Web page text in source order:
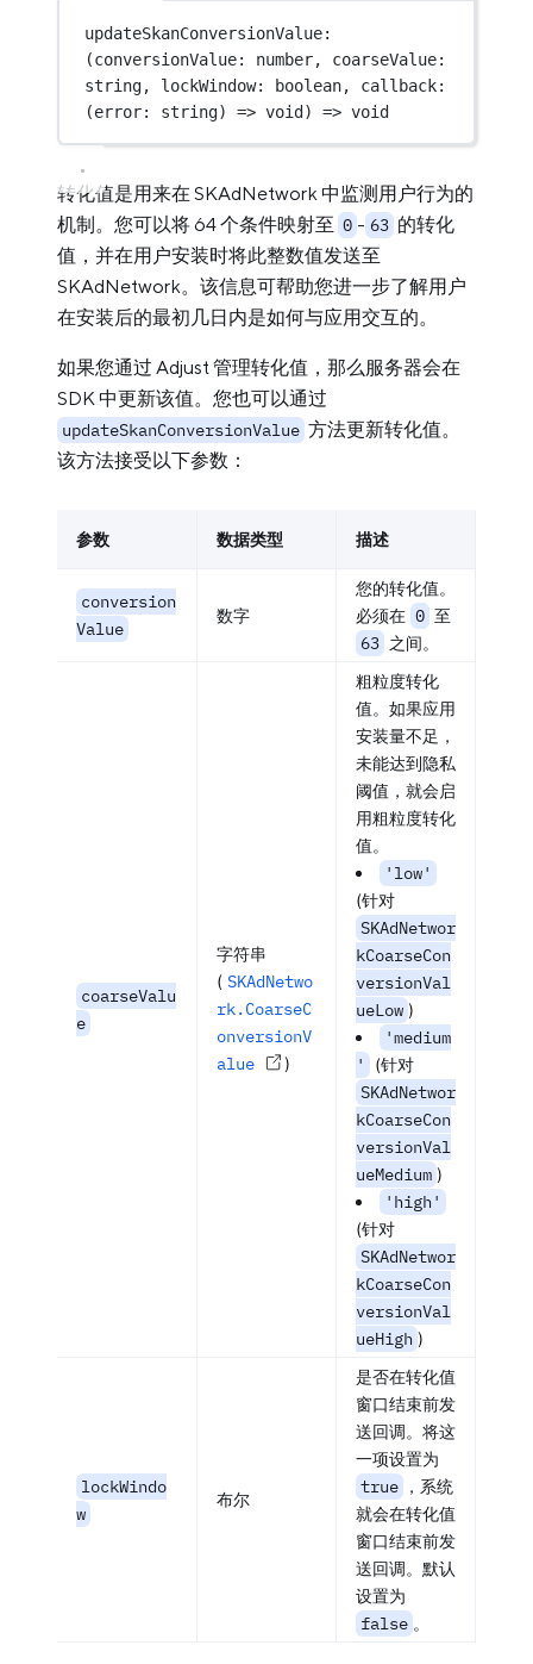
updateSkanConversionValue:
(conversionValue: number, coarseValue:
string, lockWindow: boolean, callback:
(error: string) => void) => void
转化值是用来在 SKAdNetwork 中监测用户行为的
机制。您可以将 64 个条件映射至 0 - 63 的转化
值，并在用户安装时将此整数值发送至
SKAdNetwork。该信息可帮助您进一步了解用户
在安装后的最初几日内是如何与应用交互的。
如果您通过 Adjust 管理转化值，那么服务器会在
SDK 中更新该值。您也可以通过
updateSkanConversionValue 方法更新转化值。
该方法接受以下参数：
参数 数据类型 描述
conversion
Value
数字
您的转化值。
必须在 0 至
63 之间。
coarseValu
e
字符串
( SKAdNetwo
rk.CoarseC
onversionV
alue
)
粗粒度转化
值。如果应用
安装量不足，
未能达到隐私
阈值，就会启
用粗粒度转化
值。
'low'
(针对
SKAdNetwor
kCoarseCon
versionVal
ueLow )
'medium
'
(针对
SKAdNetwor
kCoarseCon
versionVal
ueMedium )
'high'
(针对
SKAdNetwor
kCoarseCon
versionVal
ueHigh )
lockWindo
w
布尔
是否在转化值
窗口结束前发
送回调。将这
一项设置为
true ，系统
就会在转化值
窗口结束前发
送回调。默认
设置为
false 。